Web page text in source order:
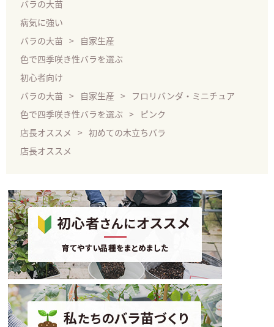
バラの大苗
病気に強い
バラの大苗
自家生産
色で四季咲き性バラを選ぶ
初心者向け
バラの大苗
自家生産
フロリバンダ・ミニチュア
色で四季咲き性バラを選ぶ
ピンク
店長オススメ
初めての木立ちバラ
店長オススメ